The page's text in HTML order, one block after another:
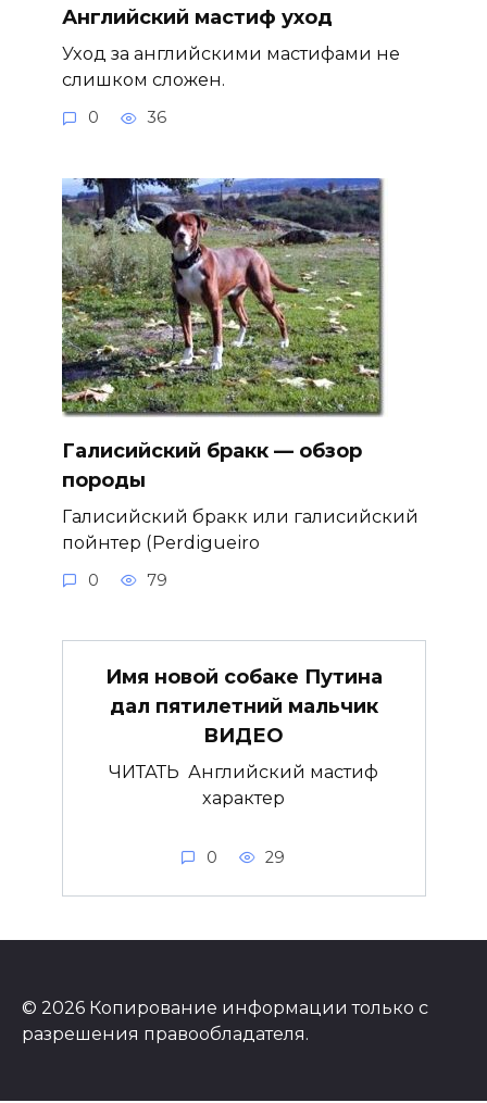
Английский мастиф уход
Уход за английскими мастифами не
слишком сложен.
0 36
Галисийский бракк — обзор
породы
Галисийский бракк или галисийский
пойнтер (Perdigueiro
0 79
Имя новой собаке Путина
дал пятилетний мальчик
ВИДЕО
ЧИТАТЬ Английский мастиф
характер
0 29
© 2026 Копирование информации только с
разрешения правообладателя.